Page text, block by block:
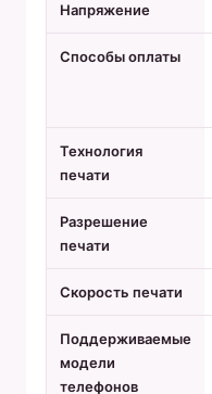
Напряжение
Способы оплаты
Технология
печати
Разрешение
печати
Скорость печати
Поддерживаемые
модели
телефонов